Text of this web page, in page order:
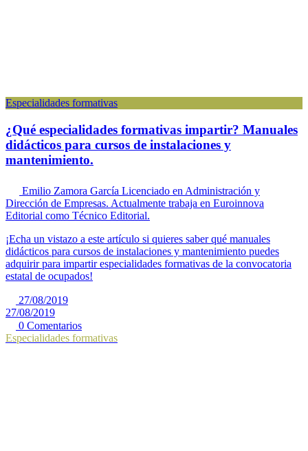
Especialidades formativas
¿Qué especialidades formativas impartir? Manuales
didácticos para cursos de instalaciones y
mantenimiento.
Emilio Zamora García Licenciado en Administración y
Dirección de Empresas. Actualmente trabaja en Euroinnova
Editorial como Técnico Editorial.
¡Echa un vistazo a este artículo si quieres saber qué manuales
didácticos para cursos de instalaciones y mantenimiento puedes
adquirir para impartir especialidades formativas de la convocatoria
estatal de ocupados!
27/08/2019
27/08/2019
0 Comentarios
Especialidades formativas